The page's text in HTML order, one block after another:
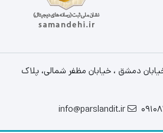
دمشق ، خیابان مظفر شمالی، پلاک
info@parslandit.ir